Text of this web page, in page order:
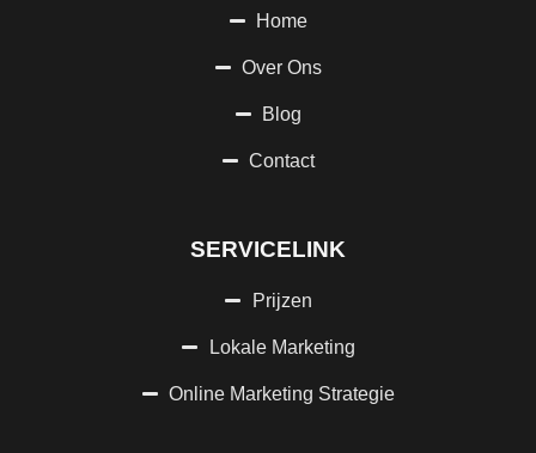
Home
Over Ons
Blog
Contact
SERVICELINK
Prijzen
Lokale Marketing
Online Marketing Strategie